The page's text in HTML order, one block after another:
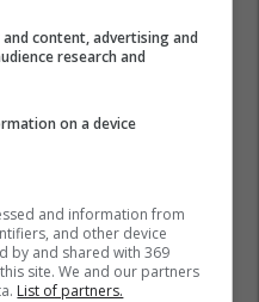
content, advertising and
research and
on a device
and information from
and other device
by and shared with 369
site. We and our partners
List of partners.